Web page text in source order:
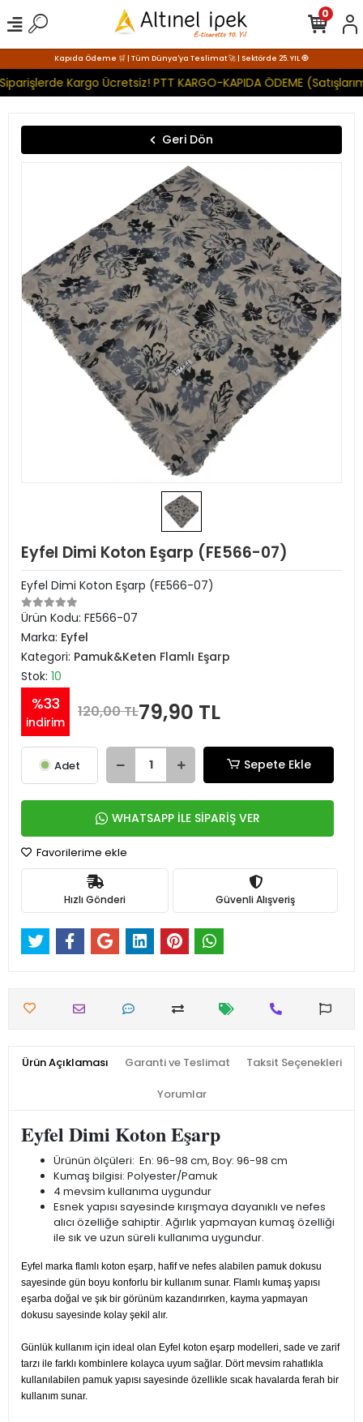
Kapıda Ödeme 🛒 | Tüm Dünya'ya Teslimat 🚀 | Sektörde 25. YIL 🧿
Kargo Ücretsiz! PTT KARGO-KAPIDA ÖDEME
0
Geri Dön
Eyfel Dimi Koton Eşarp (FE566-07)
Eyfel Dimi Koton Eşarp (FE566-07)
Ürün Kodu: FE566-07
Marka: Eyfel
Kategori: Pamuk&Keten Flamlı Eşarp
Stok: 10
%33
indirim
120,00 TL79,90 TL
Adet Sepete Ekle
WHATSAPP İLE SİPARİŞ VER
Favorilerime ekle
Hızlı Gönderi Güvenli Alışveriş
Ürün Açıklaması Garanti ve Teslimat Taksit Seçenekleri
Yorumlar
Eyfel Dimi Koton Eşarp
Ürünün ölçüleri: En: 96-98 cm, Boy: 96-98 cm
Kumaş bilgisi: Polyester/Pamuk
4 mevsim kullanıma uygundur
Esnek yapısı sayesinde kırışmaya dayanıklı ve nefes
alıcı özelliğe sahiptir. Ağırlık yapmayan kumaş özelliği
ile sık ve uzun süreli kullanıma uygundur.
Eyfel marka flamlı koton eşarp, hafif ve nefes alabilen pamuk dokusu
sayesinde gün boyu konforlu bir kullanım sunar. Flamlı kumaş yapısı
eşarba doğal ve şık bir görünüm kazandırırken, kayma yapmayan
dokusu sayesinde kolay şekil alır.
Günlük kullanım için ideal olan Eyfel koton eşarp modelleri, sade ve zarif
tarzı ile farklı kombinlere kolayca uyum sağlar. Dört mevsim rahatlıkla
kullanılabilen pamuk yapısı sayesinde özellikle sıcak havalarda ferah bir
kullanım sunar.